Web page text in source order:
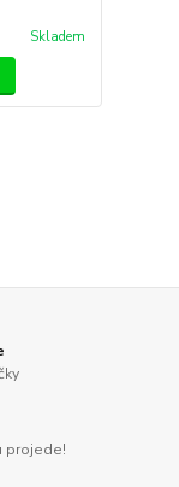
Skladem
projede!